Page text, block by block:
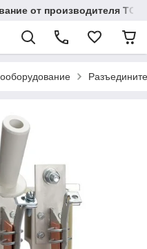
от производителя TOO